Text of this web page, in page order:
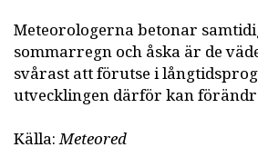
Meteorologerna betonar
sommarregn och åska är de
svårast att förutse i
utvecklingen därför kan
Källa:Meteored